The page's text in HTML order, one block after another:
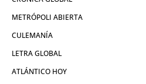
METRÓPOLI ABIERTA
CULEMANÍA
LETRA GLOBAL
ATLÁNTICO HOY